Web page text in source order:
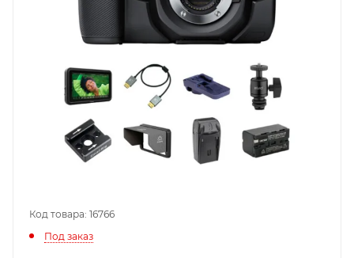
Код товара: 16766
Под заказ